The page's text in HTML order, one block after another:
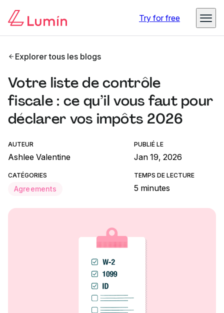
Try for free
Explorer tous les blogs
Votre liste de contrôle
fiscale : ce qu’il vous faut pour
déclarer vos impôts 2026
AUTEUR
Ashlee Valentine
PUBLIÉ LE
Jan 19, 2026
CATÉGORIES
Agreements
TEMPS DE LECTURE
5 minutes